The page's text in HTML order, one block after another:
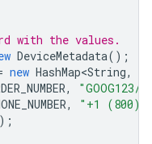
with the values.
DeviceMetadata();
new HashMap<String,
,
"GOOG123/
,
"+1 (800)
);